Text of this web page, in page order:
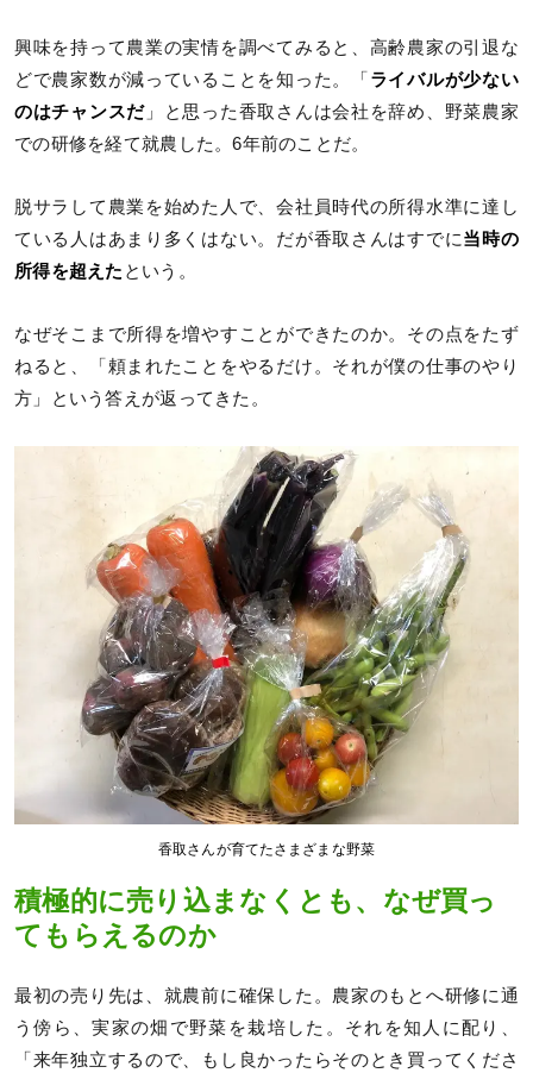
興味を持って農業の実情を調べてみると、高齢農家の引退な
どで農家数が減っていることを知った。「 ライバルが少ない
のはチャンスだ 」と思った香取さんは会社を辞め、野菜農家
での研修を経て就農した。6年前のことだ。
脱サラして農業を始めた人で、会社員時代の所得水準に達し
ている人はあまり多くはない。だが香取さんはすでに当時の
所得を超えた という。
なぜそこまで所得を増やすことができたのか。その点をたず
ねると、「頼まれたことをやるだけ。それが僕の仕事のやり
方」という答えが返ってきた。
香取さんが育てたさまざまな野菜
積極的に売り込まなくとも、なぜ買っ
てもらえるのか
最初の売り先は、就農前に確保した。農家のもとへ研修に通
う傍ら、実家の畑で野菜を栽培した。それを知人に配り、
「来年独立するので、もし良かったらそのとき買ってくださ